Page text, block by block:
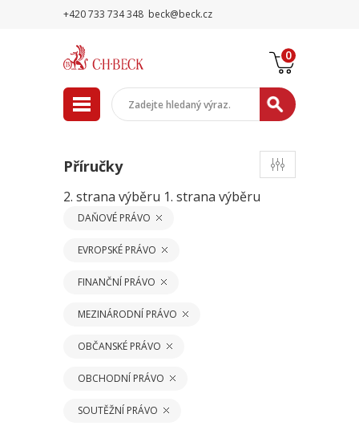
+420 733 734 348 beck@beck.cz
0
Příručky
2. strana výběru 1. strana výběru
DAŇOVÉ PRÁVO
EVROPSKÉ PRÁVO
FINANČNÍ PRÁVO
MEZINÁRODNÍ PRÁVO
OBČANSKÉ PRÁVO
OBCHODNÍ PRÁVO
SOUTĚŽNÍ PRÁVO